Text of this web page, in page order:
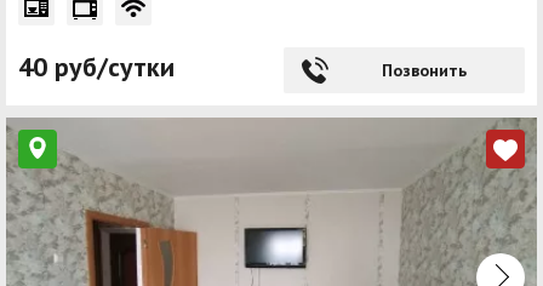
40 руб/сутки Позвонить